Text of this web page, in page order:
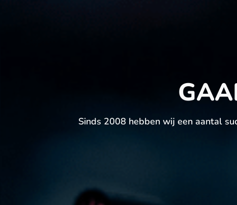
Sinds 2008 hebben wij een aantal